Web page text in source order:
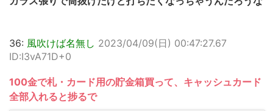
36: 風吹けば名無し 2023/04/09(日) 00:47:27.67
ID:I3vA71D+0
100金で札・カード用の貯金箱買って、キャッシュカード
全部入れると捗るで